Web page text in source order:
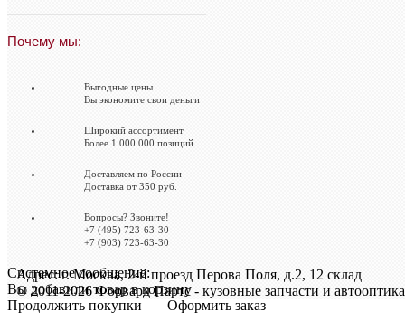
Почему мы:
Выгодные цены
Вы экономите свои деньги
Широкий ассортимент
Более 1 000 000 позиций
Доставляем по России
Доставка от 350 руб.
Вопросы? Звоните!
+7 (495) 723-63-30
+7 (903) 723-63-30
Адрес: г. Москва, 2-й проезд Перова Поля, д.2, 12 склад
© 2011-2026 Форвард Партс - кузовные запчасти и
Системное сообщение:
Вы добавили товар в корзину
Продолжить покупки
Оформить заказ